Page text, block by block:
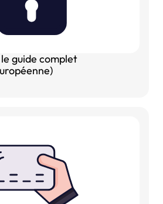
guide complet